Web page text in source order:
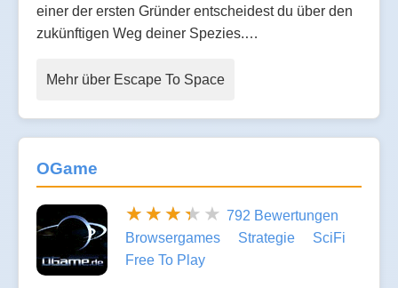
einer der ersten Gründer entscheidest du über den
zukünftigen Weg deiner Spezies.…
Mehr über Escape To Space
OGame
792 Bewertungen
Browsergames
Strategie
SciFi
Free To Play